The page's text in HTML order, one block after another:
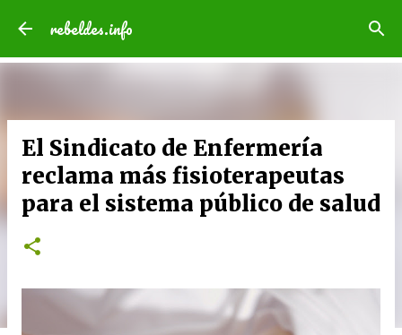
Ir al contenido principal
rebeldes.info
El Sindicato de Enfermería
reclama más fisioterapeutas
para el sistema público de salud